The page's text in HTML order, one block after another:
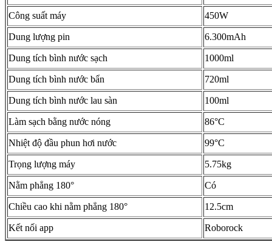
Công suất máy 450W
Dung lượng pin 6.300mAh
Dung tích bình nước sạch 1000ml
Dung tích bình nước bẩn 720ml
Dung tích bình nước lau sàn 100ml
Làm sạch bằng nước nóng 86°C
Nhiệt độ đầu phun hơi nước 99°C
Trọng lượng máy 5.75kg
Nằm phẳng 180° Có
Chiều cao khi nằm phẳng 180° 12.5cm
Kết nối app Roborock